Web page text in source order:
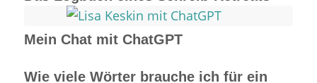
Mein Chat mit ChatGPT
Wie viele Wörter brauche ich für ein